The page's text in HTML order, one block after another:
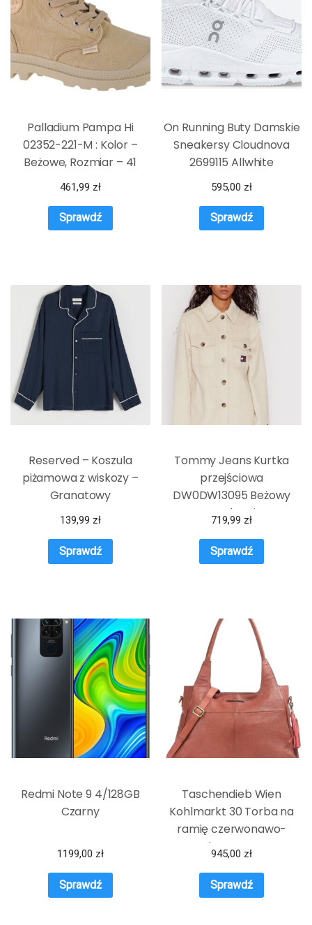
Palladium Pampa Hi
02352-221-M : Kolor –
Beżowe, Rozmiar – 41
461,99 zł
Sprawdź
On Running Buty Damskie
Sneakersy Cloudnova
2699115 Allwhite
595,00 zł
Sprawdź
Reserved – Koszula
piżamowa z wiskozy –
Granatowy
139,99 zł
Sprawdź
Tommy Jeans Kurtka
przejściowa
DW0DW13095 Beżowy
Regular Fit
719,99 zł
Sprawdź
Redmi Note 9 4/128GB
Czarny
1199,00 zł
Sprawdź
Taschendieb Wien
Kohlmarkt 30 Torba na
ramię czerwonawo-
brązowy
945,00 zł
Sprawdź